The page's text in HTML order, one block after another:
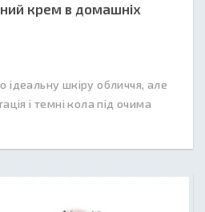
крем в домашніх
ідеальну шкіру обличчя, але
і темні кола під очима